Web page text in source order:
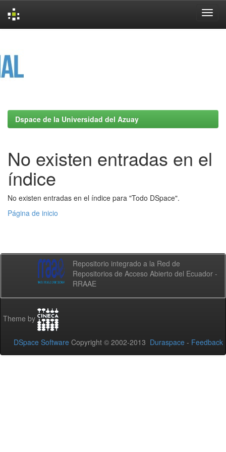
Dspace de la Universidad del Azuay
No existen entradas en el
índice
No existen entradas en el índice para "Todo DSpace".
Página de inicio
Repositorio integrado a la Red de
Repositorios de Acceso Abierto del Ecuador -
RRAAE
Theme by
DSpace Software Copyright © 2002-2013 Duraspace - Feedback